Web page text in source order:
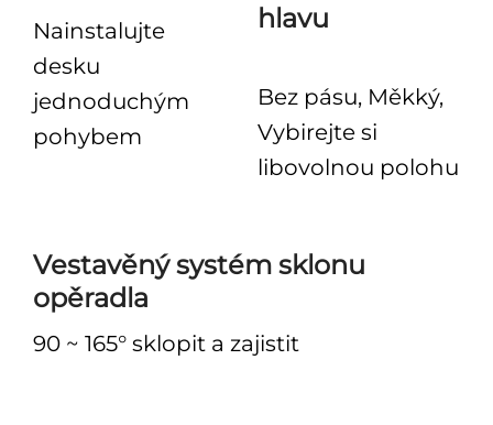
Nainstalujte
desku
jednoduchým
pohybem
hlavu
Bez pásu, Měkký,
Vybirejte si
libovolnou polohu
Vestavěný systém sklonu
opěradla
90 ~ 165° sklopit a zajistit